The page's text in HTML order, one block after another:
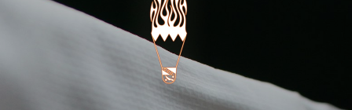
Training
Mannschaft
Kontakt